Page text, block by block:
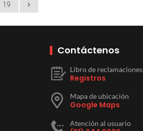
19
Contáctenos
Libro de reclamaciones
Registros
Mapa de ubicación
Google Maps
Atención al usuario